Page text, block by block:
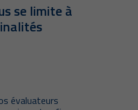
se limite à
évaluateurs